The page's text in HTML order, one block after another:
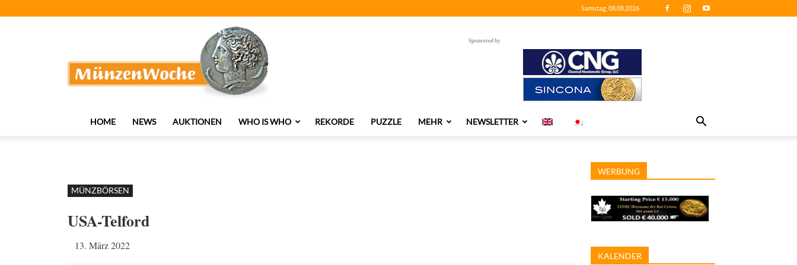
Samstag, 08.08.2026
Sponsored by
HOME NEWS AUKTIONEN WHO IS WHO REKORDE PUZZLE MEHR NEWSLETTER
MÜNZBÖRSEN
USA-Telford
13. März 2022
WERBUNG
KALENDER